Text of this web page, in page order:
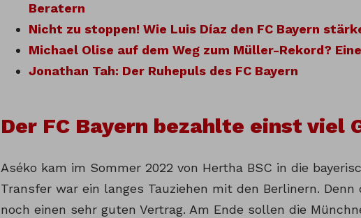
Beratern
Nicht zu stoppen! Wie Luis Díaz den FC Bayern
Michael Olise auf dem Weg zum Müller-Rekord?
Jonathan Tah: Der Ruhepuls des FC Bayern
Der FC Bayern bezahlte einst viel
Aséko kam im Sommer 2022 von Hertha BSC in die
Transfer war ein langes Tauziehen mit den Berlinern.
noch einen sehr guten Vertrag. Am Ende sollen die